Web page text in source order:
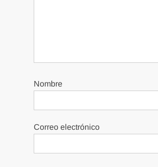
Nombre
Correo electrónico